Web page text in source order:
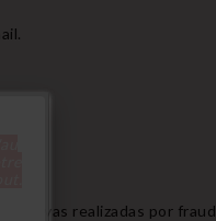
realizadas por